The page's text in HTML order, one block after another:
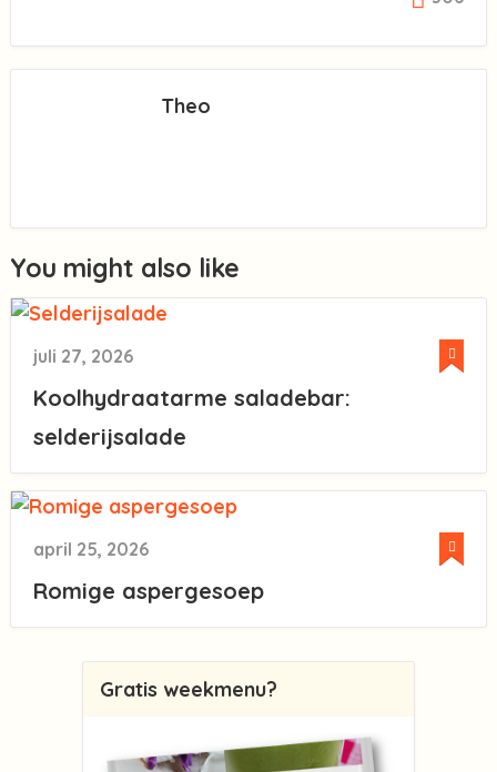
Theo
You might also like
juli 27, 2026
Koolhydraatarme saladebar:
selderijsalade
april 25, 2026
Romige aspergesoep
Gratis weekmenu?